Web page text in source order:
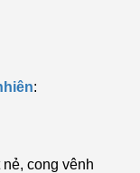
:
cong vênh